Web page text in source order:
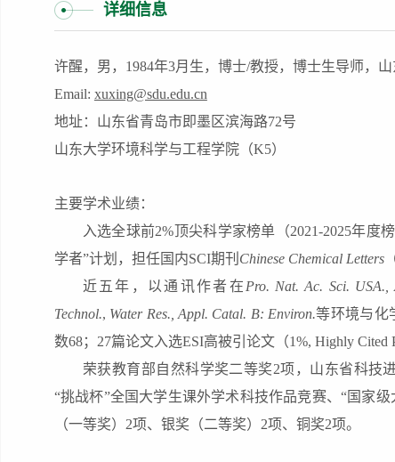
详细信息
许醒，男，1984年3月生，博士/教授，博士生导师，山
Email: xuxing@sdu.edu.cn
地址：山东省青岛市即墨区滨海路72号
山东大学环境科学与工程学院（K5）
主要学术业绩：
入选全球前2% 顶尖科学家榜单 （2021-2025年度
学者”计划，担任国内SCI期刊 Chinese Chemical Letters
近五年， 以通讯作者 在 Pro. Nat. Ac. Sci. USA.,
Technol., Water Res., Appl. Catal. B: Environ.等环境与化
数68； 27篇论文入选ESI高被引论文（1%, Highly Cited
荣获教育部自然科学奖二等奖2项，山东省科技
“挑战杯”全国大学生课外学术科技作品竞赛、“国家
（一等奖） 2项、银奖（二等奖） 2项、铜奖2项。